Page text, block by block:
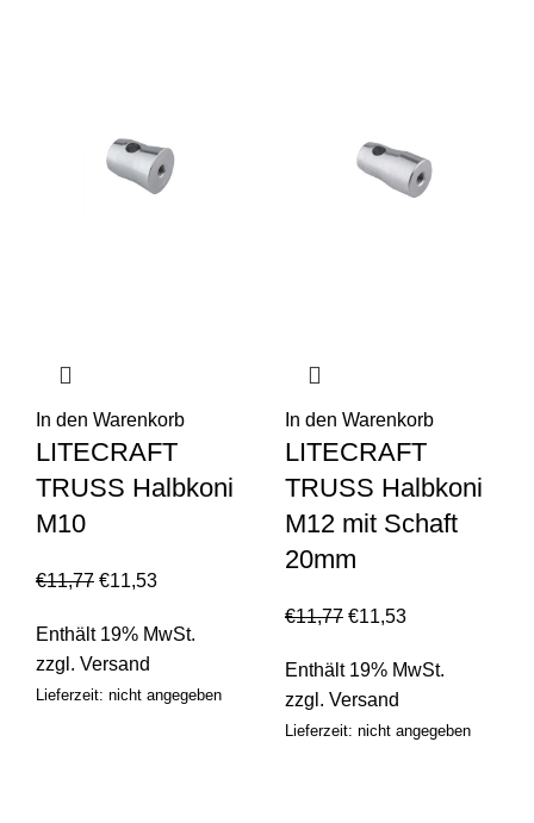
In den Warenkorb
LITECRAFT
TRUSS Halbkoni
M10
€11,77 €11,53
Enthält 19% MwSt.
zzgl. Versand
Lieferzeit: nicht angegeben
In den Warenkorb
LITECRAFT
TRUSS Halbkoni
M12 mit Schaft
20mm
€11,77 €11,53
Enthält 19% MwSt.
zzgl. Versand
Lieferzeit: nicht angegeben